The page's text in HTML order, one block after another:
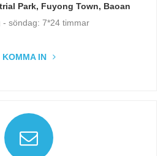
Park, Fuyong Town, Baoan
Guangdong, Kina
- söndag: 7*24 timmar
KOMMA IN